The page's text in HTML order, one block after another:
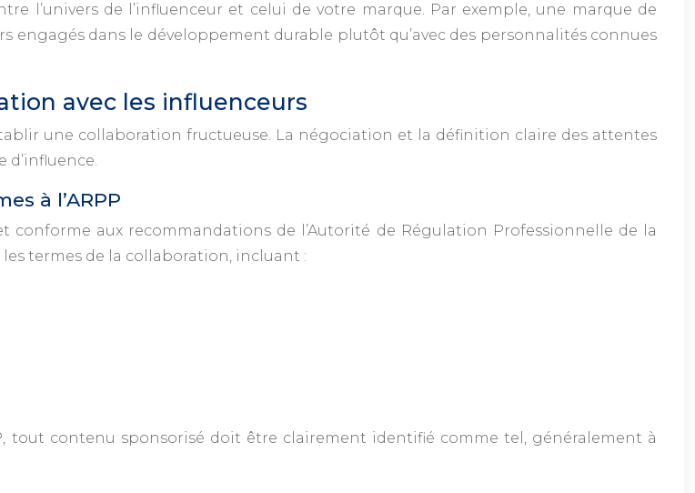
l’univers de l’influenceur et celui de votre marque. Par exemple, une marque de
engagés dans le développement durable plutôt qu’avec des personnalités connues
avec les influenceurs
une collaboration fructueuse. La négociation et la définition claire des attentes
d’influence.
à l’ARPP
aux recommandations de l’Autorité de Régulation Professionnelle de la
termes de la collaboration, incluant :
tout contenu sponsorisé doit être clairement identifié comme tel, généralement à